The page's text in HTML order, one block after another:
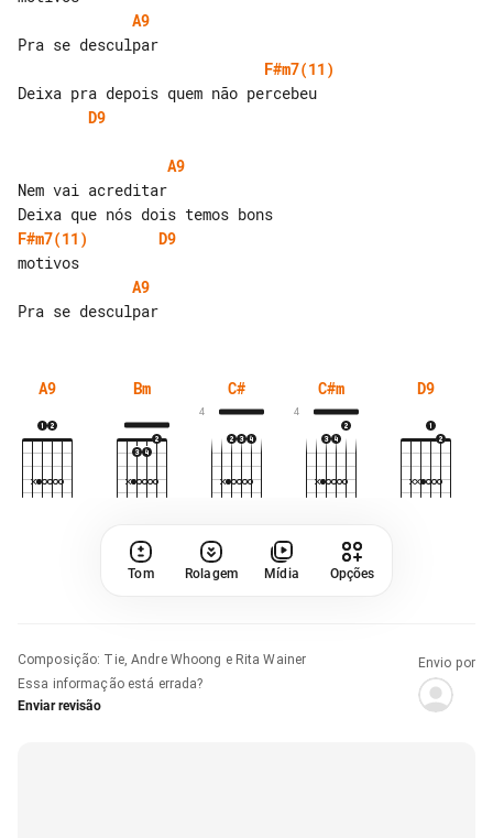
A9
F#m7(11)
D9
A9
Nem vai acreditar
F#m7(11)
D9
A9
A9 Bm C#
4
C#m
4
D9
Tom Rolagem Mídia Opções
Composição: Tie, Andre Whoong e Rita Wainer
Essa informação está errada?
Enviar revisão
Envio por